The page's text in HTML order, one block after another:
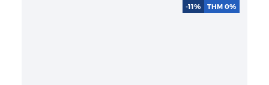
-11% THM 0%